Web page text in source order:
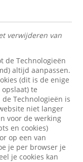
verwijderen van
de Technologieën
altijd aanpassen.
(dit is de enige
te
Technologieën is
niet langer
voor de werking
en cookies)
op een van
je per browser je
je cookies kan